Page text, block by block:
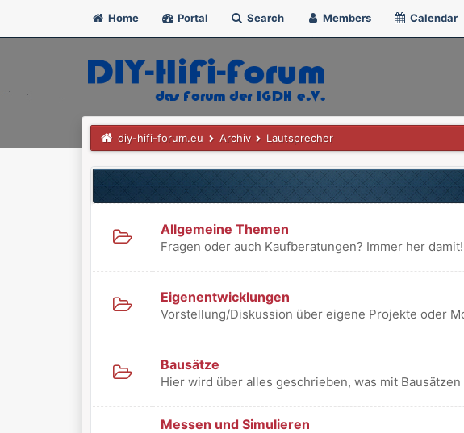
Home Portal Search Members Calendar
diy-hifi-forum.eu Archiv Lautsprecher
Allgemeine Themen
Fragen oder auch Kaufberatungen? Immer her damit!
Eigenentwicklungen
Vorstellung/Diskussion über eigene Projekte oder
Bausätze
Hier wird über alles geschrieben, was mit Bausätzen
Messen und Simulieren